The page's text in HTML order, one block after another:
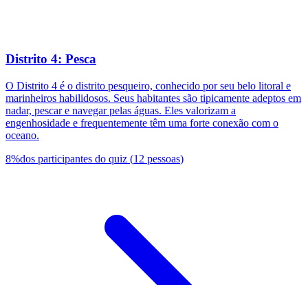
Distrito 4: Pesca
O Distrito 4 é o distrito pesqueiro, conhecido por seu belo litoral e
marinheiros habilidosos. Seus habitantes são tipicamente adeptos em
nadar, pescar e navegar pelas águas. Eles valorizam a
engenhosidade e frequentemente têm uma forte conexão com o
oceano.
8%dos participantes do quiz (12 pessoas)